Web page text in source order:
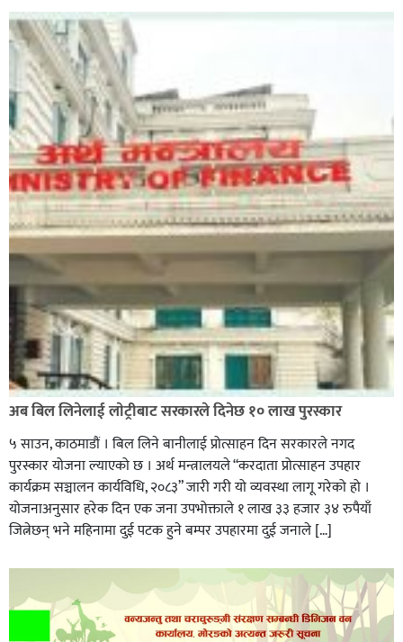
अब बिल लिनेलाई लाेट्रीबाट सरकारले दिनेछ १० लाख पुरस्कार
५ साउन, काठमाडौं । बिल लिने बानीलाई प्रोत्साहन दिन सरकारले नगद
पुरस्कार योजना ल्याएको छ । अर्थ मन्त्रालयले “करदाता प्रोत्साहन उपहार
कार्यक्रम सञ्चालन कार्यविधि, २०८३” जारी गरी यो व्यवस्था लागू गरेको हो ।
योजनाअनुसार हरेक दिन एक जना उपभोक्ताले १ लाख ३३ हजार ३४ रुपैयाँ
जित्नेछन् भने महिनामा दुई पटक हुने बम्पर उपहारमा दुई जनाले […]